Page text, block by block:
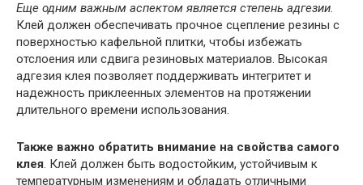
Еще одним важным аспектом является степень адгезии.
Клей должен обеспечивать прочное сцепление резины с
поверхностью кафельной плитки, чтобы избежать
отслоения или сдвига резиновых материалов. Высокая
адгезия клея позволяет поддерживать интегритет и
надежность приклеенных элементов на протяжении
длительного времени использования.
Также важно обратить внимание на свойства самого
клея. Клей должен быть водостойким, устойчивым к
температурным изменениям и обладать отличными